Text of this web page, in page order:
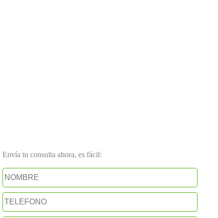
Envía tu consulta ahora, es fácil: